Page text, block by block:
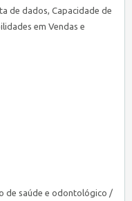
de dados, Capacidade de
em Vendas e
de saúde e odontológico /